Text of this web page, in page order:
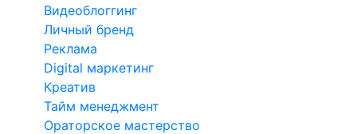
Видеоблоггинг
Личный бренд
Реклама
Digital маркетинг
Креатив
Тайм менеджмент
Ораторское мастерство